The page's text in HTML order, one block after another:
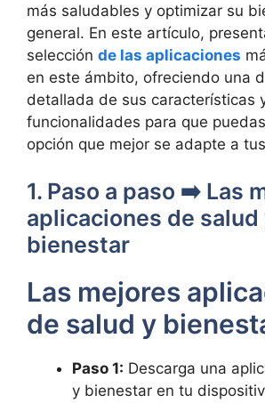
más saludables y optimizar su
general. En este artículo,
selección de las aplicaciones
en este ámbito, ofreciendo una
detallada de sus características
funcionalidades para que
opción que mejor se adapte a
1. Paso a paso ➡️ Las
aplicaciones de salud
bienestar
Las mejores
de salud y
Paso 1: Descarga una
y bienestar en tu